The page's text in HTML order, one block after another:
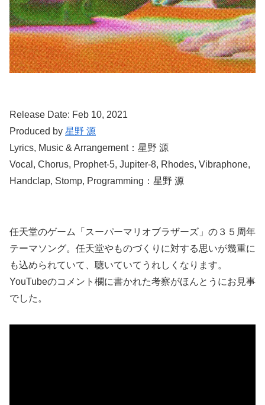
Release Date: Feb 10, 2021
Produced by 星野 源
Lyrics, Music & Arrangement：星野 源
Vocal, Chorus, Prophet-5, Jupiter-8, Rhodes, Vibraphone,
Handclap, Stomp, Programming：星野 源
任天堂のゲーム「スーパーマリオブラザーズ」の３５周年
テーマソング。任天堂やものづくりに対する思いが幾重に
も込められていて、聴いていてうれしくなります。
YouTubeのコメント欄に書かれた考察がほんとうにお見事
でした。